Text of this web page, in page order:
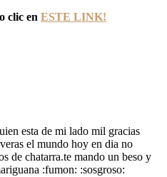
clic en ESTE LINK!
esta de mi lado mil gracias
el mundo hoy en dia no
de chatarra.te mando un beso y
:fumon: :sosgroso: